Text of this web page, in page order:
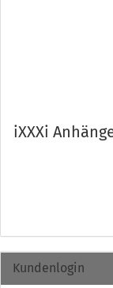
iXXXi
Kundenlogin